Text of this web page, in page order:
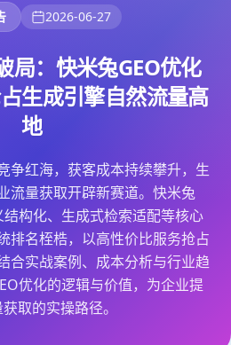
2026-06-27
局：快米兔GEO优化
生成引擎自然流量高
地
争红海，获客成本持续攀升，生
流量获取开辟新赛道。快米兔
构化、生成式检索适配等核心
排名桎梏，以高性价比服务抢占
合实战案例、成本分析与行业趋
优化的逻辑与价值，为企业提
取的实操路径。